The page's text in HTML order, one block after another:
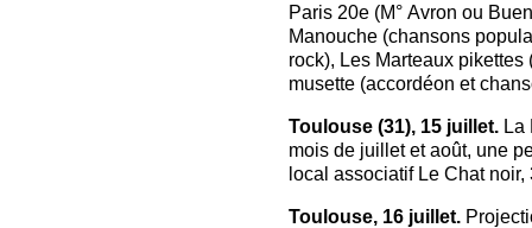
Paris 20e (M° Avron ou
Manouche (chansons
rock), Les Marteaux
musette (accordéon et
Toulouse (31), 15 juillet.La
mois de juillet et août, une
local associatif Le Chat
Toulouse, 16 juillet.